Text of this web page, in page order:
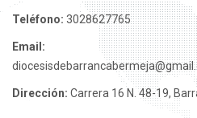
Teléfono: 3028627765
Email:
Dirección: Carrera 16 N. 48-19,